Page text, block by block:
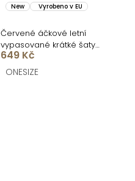
New Vyrobeno v EU
Červené áčkové letní
vypasované krátké šaty
BUMBLEE
649 Kč
ONESIZE